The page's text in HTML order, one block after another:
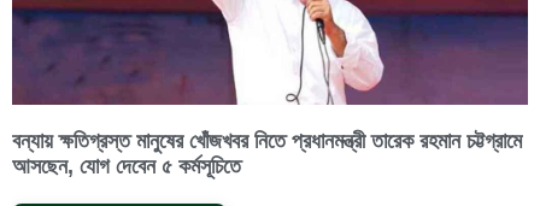
বন্যায় ক্ষতিগ্রস্ত মানুষের খোঁজখবর নিতে প্রধানমন্ত্রী তারেক রহমান চট্টগ্রামে
আসছেন, যোগ দেবেন ৫ কর্মসূচিতে